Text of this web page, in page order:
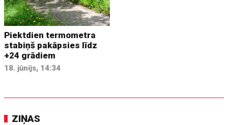
Piektdien termometra
stabiņš pakāpsies līdz
+24 grādiem
18. jūnijs, 14:34
ZIŅAS